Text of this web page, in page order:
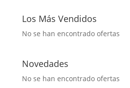
Los Más Vendidos
No se han encontrado ofertas
Novedades
No se han encontrado ofertas